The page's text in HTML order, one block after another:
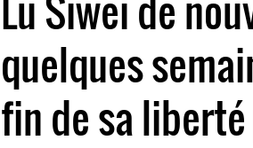
quelques
fin de sa